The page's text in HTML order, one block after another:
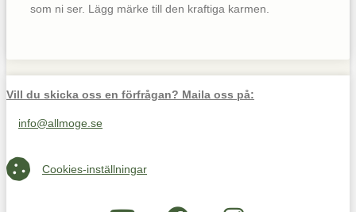
som ni ser. Lägg märke till den kraftiga karmen.
Vill du skicka oss en förfrågan? Maila oss på:
Maila oss på info@allmoge.se
info@allmoge.se
Cookies-inställningar
Cookies-inställningar